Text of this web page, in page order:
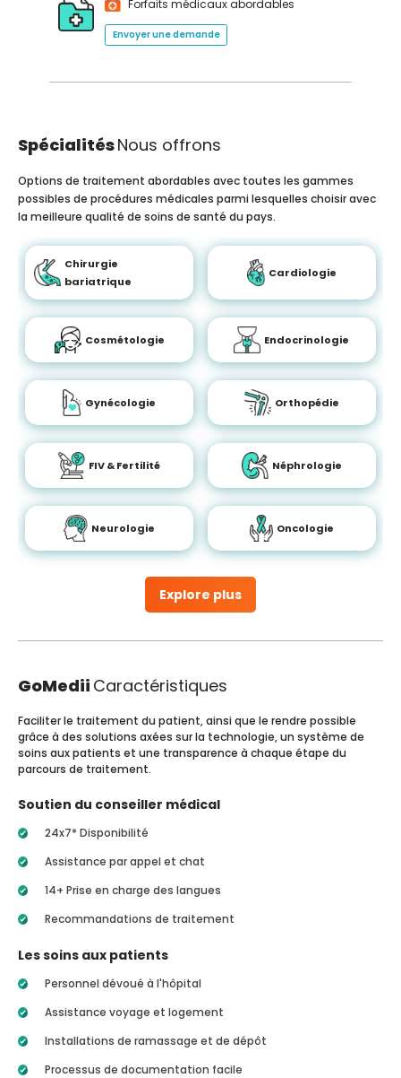
Forfaits médicaux abordables
Envoyer une demande
SpécialitésNous offrons
Explore plus
Options de traitement abordables avec toutes les gammes
possibles de procédures médicales parmi lesquelles choisir avec
la meilleure qualité de soins de santé du pays.
Chirurgie
bariatrique
Cardiologie
Cosmétologie Endocrinologie
Gynécologie Orthopédie
FIV & Fertilité Néphrologie
Neurologie Oncologie
GoMedii Caractéristiques
Faciliter le traitement du patient, ainsi que le rendre possible
grâce à des solutions axées sur la technologie, un système de
soins aux patients et une transparence à chaque étape du
parcours de traitement.
Soutien du conseiller médical
24x7* Disponibilité
Assistance par appel et chat
14+ Prise en charge des langues
Recommandations de traitement
Les soins aux patients
Personnel dévoué à l'hôpital
Assistance voyage et logement
Installations de ramassage et de dépôt
Processus de documentation facile